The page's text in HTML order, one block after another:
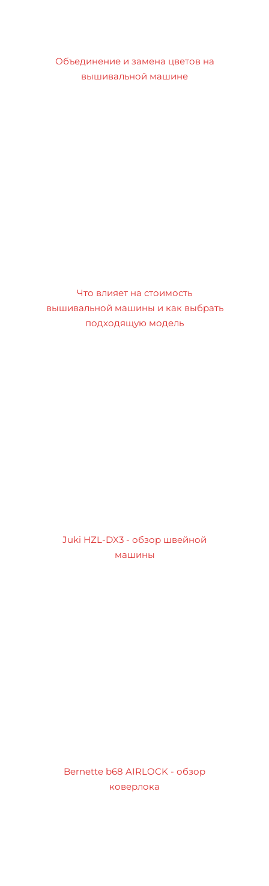
Объединение и замена цветов на
вышивальной машине
Что влияет на стоимость
вышивальной машины и как выбрать
подходящую модель
Juki HZL-DX3 - обзор швейной
машины
Bernette b68 AIRLOCK - обзор
коверлока